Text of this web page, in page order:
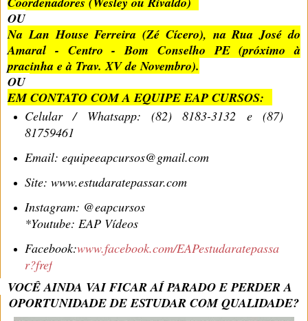
OU
Na Lan House Ferreira (Zé Cícero), na Rua José do
Amaral - Centro - Bom Conselho PE (próximo à
pracinha e à Trav. XV de Novembro).
OU
EM CONTATO COM A EQUIPE EAP CURSOS:
Celular / Whatsapp: (82) 8183-3132 e (87)
81759461
Email: equipeeapcursos@gmail.com
Site: www.estudaratepassar.com
Instagram: @eapcursos
*Youtube: EAP Vídeos
Facebook:www.facebook.com/EAPestudaratepassa
r?fref
VOCÊ AINDA VAI FICAR AÍ PARADO E PERDER A
OPORTUNIDADE DE ESTUDAR COM QUALIDADE?